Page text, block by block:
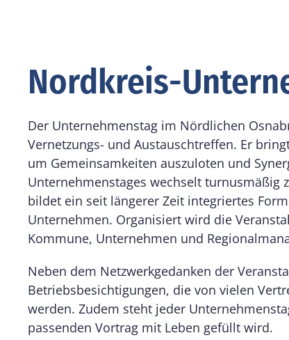
Nordkreis-
Der Unternehmenstag im Nördlichen
Vernetzungs- und Austauschtreffen. Er
um Gemeinsamkeiten auszuloten und
Unternehmenstages wechselt
bildet ein seit längerer Zeit integriertes
Unternehmen. Organisiert wird die
Kommune, Unternehmen und
Neben dem Netzwerkgedanken der
Betriebsbesichtigungen, die von vielen
werden. Zudem steht jeder
passenden Vortrag mit Leben gefüllt wird.